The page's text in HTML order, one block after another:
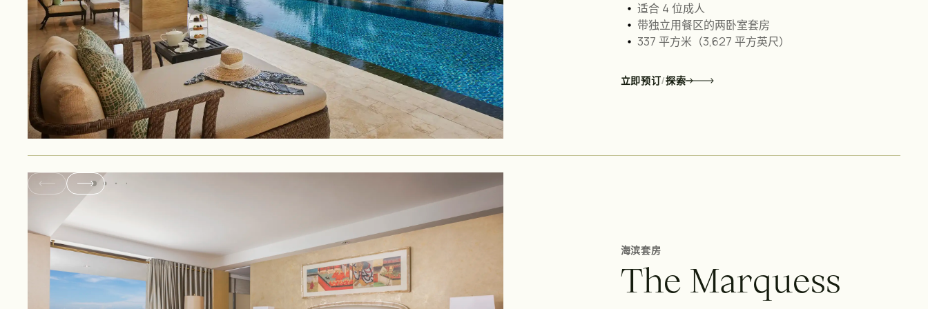
适合 4 位成人
带独立用餐区的两卧室套房
337 平方米（3,627 平方英尺）
立即预订/探索
海滨套房
The Marquess